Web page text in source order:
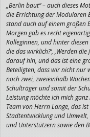
„Berlin baut“ – auch dieses
die Errichtung der Modularen
stand auch auf einem großen
Morgen gab es recht
Kolleginnen, und hinter diesen
die das wirklich?‘, ‚Werden
darauf hin, und das ist eine
Beteiligten, dass wir nicht nur
noch zwei, zweieinhalb
Schulträger und somit der
Leistung möchte ich mich
Team von Herrn Lange, das
Stadtentwicklung und
und Unterstützern sowie den